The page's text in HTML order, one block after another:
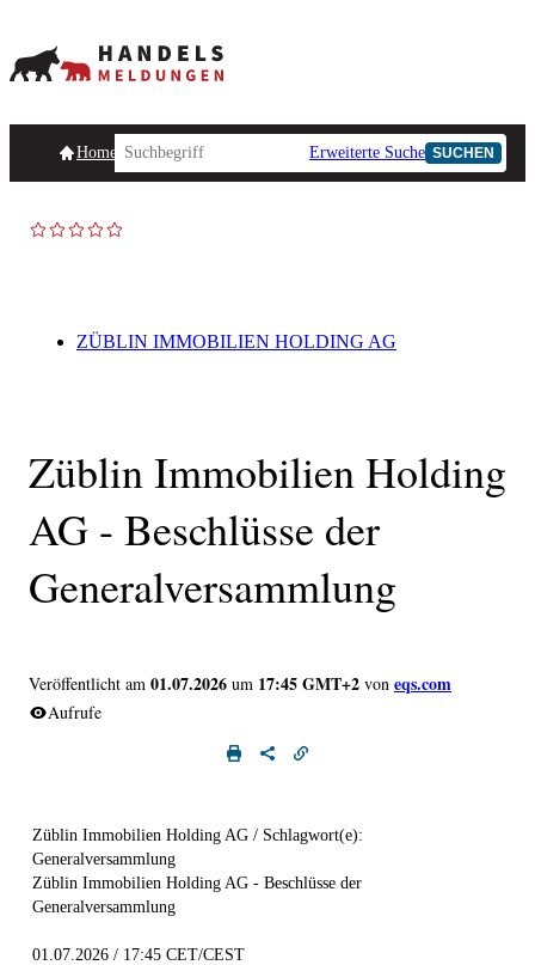
HomepageHandelsmeldungen Ad-Hoc-Meldungen
Erweiterte Suche SUCHEN
ZÜBLIN IMMOBILIEN HOLDING AG
Züblin Immobilien Holding
AG - Beschlüsse der
Generalversammlung
Veröffentlicht am 01.07.2026 um 17:45 GMT+2 von eqs.com
Aufrufe
Züblin Immobilien Holding AG / Schlagwort(e):
Generalversammlung
Züblin Immobilien Holding AG - Beschlüsse der
Generalversammlung
01.07.2026 / 17:45 CET/CEST